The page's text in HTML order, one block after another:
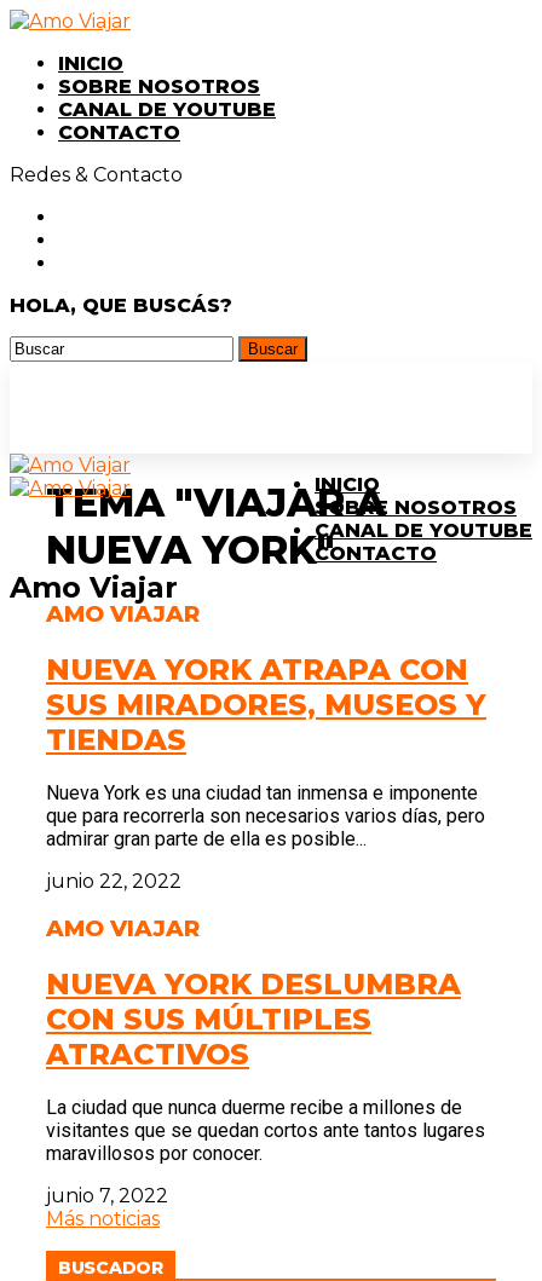
INICIO
SOBRE NOSOTROS
CANAL DE YOUTUBE
CONTACTO
Redes & Contacto
HOLA, QUE BUSCÁS?
Amo Viajar
INICIO
SOBRE NOSOTROS
CANAL DE YOUTUBE
CONTACTO
TEMA "VIAJAR A
NUEVA YORK"
AMO VIAJAR
NUEVA YORK ATRAPA CON
SUS MIRADORES, MUSEOS Y
TIENDAS
Nueva York es una ciudad tan inmensa e imponente
que para recorrerla son necesarios varios días, pero
admirar gran parte de ella es posible...
junio 22, 2022
AMO VIAJAR
NUEVA YORK DESLUMBRA
CON SUS MÚLTIPLES
ATRACTIVOS
La ciudad que nunca duerme recibe a millones de
visitantes que se quedan cortos ante tantos lugares
maravillosos por conocer.
junio 7, 2022
Más noticias
BUSCADOR